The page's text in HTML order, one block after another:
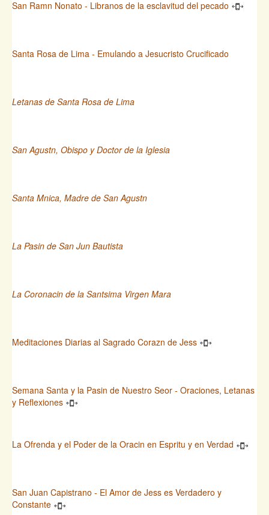
San Ramn Nonato - Libranos de la esclavitud del pecado
Santa Rosa de Lima - Emulando a Jesucristo Crucificado
Letanas de Santa Rosa de Lima
San Agustn, Obispo y Doctor de la Iglesia
Santa Mnica, Madre de San Agustn
La Pasin de San Jun Bautista
La Coronacin de la Santsima Virgen Mara
Meditaciones Diarias al Sagrado Corazn de Jess
Semana Santa y la Pasin de Nuestro Seor - Oraciones, Letanas
y Reflexiones
La Ofrenda y el Poder de la Oracin en Espritu y en Verdad
San Juan Capistrano - El Amor de Jess es Verdadero y
Constante